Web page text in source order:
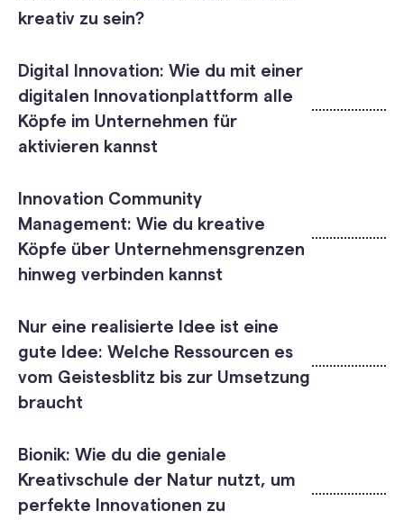
kreativ zu sein?
Digital Innovation: Wie du mit einer
digitalen Innovationplattform alle
Köpfe im Unternehmen für
aktivieren kannst
Innovation Community
Management: Wie du kreative
Köpfe über Unternehmensgrenzen
hinweg verbinden kannst
Nur eine realisierte Idee ist eine
gute Idee: Welche Ressourcen es
vom Geistesblitz bis zur Umsetzung
braucht
Bionik: Wie du die geniale
Kreativschule der Natur nutzt, um
perfekte Innovationen zu